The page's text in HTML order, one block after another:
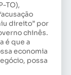
TO),
direito” por
chinês.
é que a
economia
possa